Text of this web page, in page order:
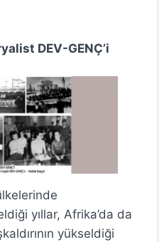
DEV-GENÇ’i
yıllar, Afrika’da da
yükseldiği